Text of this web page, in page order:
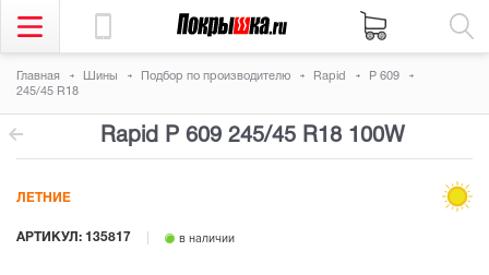
Главная Шины Подбор по производителю Rapid
P 609
245/45 R18
Rapid P 609 245/45 R18 100W
АРТИКУЛ: 135817 в наличии
ЛЕТНИЕ